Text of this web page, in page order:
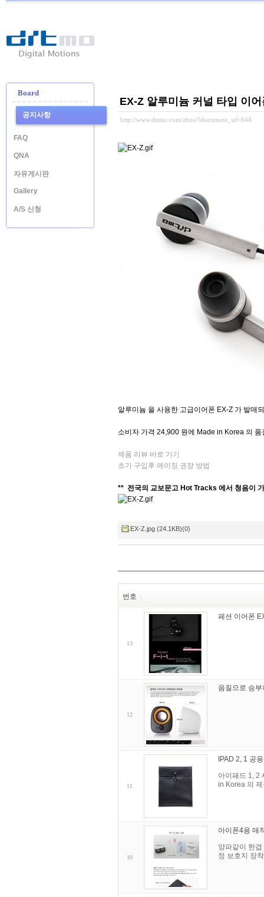
-
Digital
Board
공지사항
FAQ
QNA
자유게시판
Gallery
A/S 신청
EX-Z 알루미늄 커널 타입 이
http://www.ditmo.com/zbxe/?document_srl=648
알루미늄 을 사용한 고급이어폰 EX-Z 가 발매
소비자 가격 24,900 원에 Made in Korea 의
제품 리뷰 바로 가기
초기 구입후 에이징 권장 방법
** 전국의 교보문고 Hot Tracks 에서 청음이
EX-Z.jpg (24.1KB)(0)
번호
13
페션 이어폰
12
음질으로 승
11
IPAD 2, 1 공
아이패드 1, 2
in Korea 의
10
아이폰4용 매
양파같이 한
정 보호지 장